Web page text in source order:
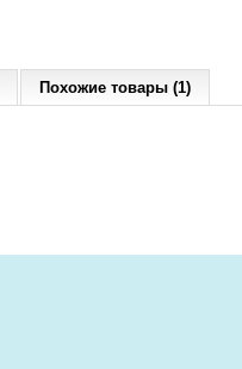
Похожие товары (1)